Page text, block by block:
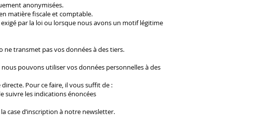
anonymisées.
matière fiscale et comptable.
par la loi ou lorsque nous avons un motif légitime
ne transmet pas vos données à des tiers.
pouvons utiliser vos données personnelles à des
Pour ce faire, il vous suffit de :
suivre les indications énoncées
case d’inscription à notre newsletter.